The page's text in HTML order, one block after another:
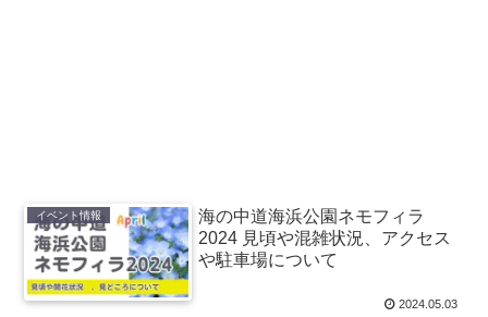
イベント情報
海の中道海浜公園ネモフィラ
2024 見頃や混雑状況、アクセス
や駐車場について
2024.05.03